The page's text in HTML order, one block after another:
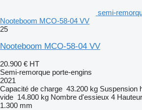
semi-
Nooteboom MCO-58-04 VV
25
Nooteboom MCO-58-04 VV
20.900 € HT
Semi-remorque porte-engins
2021
Capacité de charge 43.200 kg Suspension
vide 14.800 kg Nombre d'essieux 4
1.300 mm